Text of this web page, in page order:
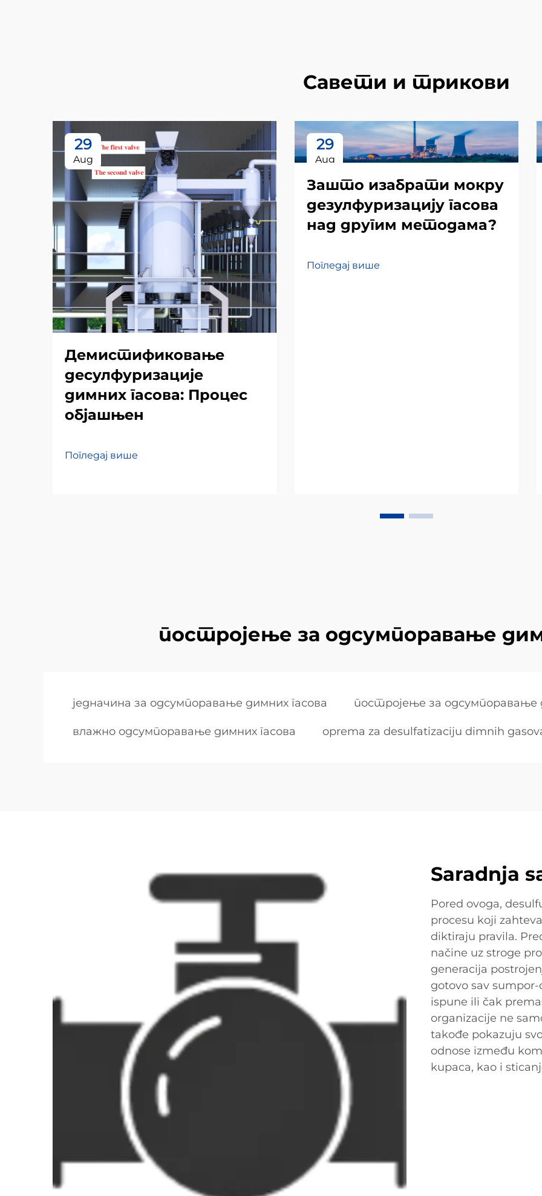
Савети и трикови
29
Aug
Демистификовање
десулфуризације
димних гасова: Процес
објашњен
Погледај више
29
Aug
Зашто изабрати мокру
дезулфуризацију гасова
над другим методама?
Погледај више
постројење за одсумпоравање
једначина за одсумпоравање димних гасова постројење за одсумпоравање
влажно одсумпоравање димних гасова oprema za desulfatizaciju dimnih
Saradnja
Pored ovoga,
procesu koji
diktiraju pravila.
načine uz stroge
generacija
gotovo sav
ispune ili čak
organizacije ne
takođe pokazuju
odnose između
kupaca, kao i